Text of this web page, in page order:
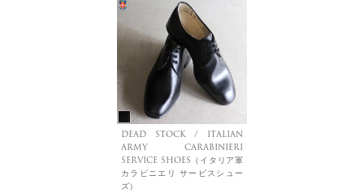
DEAD STOCK / ITALIAN
ARMY CARABINIERI
SERVICE SHOES（イタリア軍
カラビニエリ サービスシュー
ズ）